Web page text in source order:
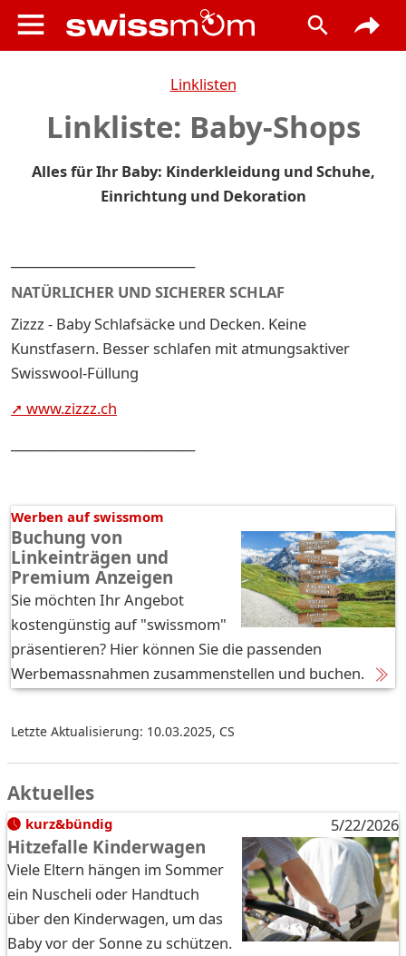
Linklisten
Linkliste: Baby-Shops
Alles für Ihr Baby: Kinderkleidung und Schuhe,
Einrichtung und Dekoration
NATÜRLICHER UND SICHERER SCHLAF
Zizzz - Baby Schlafsäcke und Decken. Keine
Kunstfasern. Besser schlafen mit atmungsaktiver
Swisswool-Füllung
➚ www.zizzz.ch
Werben auf swissmom
Buchung von
Linkeinträgen und
Premium Anzeigen
Sie möchten Ihr Angebot
kostengünstig auf "swissmom"
präsentieren? Hier können Sie die passenden
Werbemassnahmen zusammenstellen und buchen.
Letzte Aktualisierung: 10.03.2025, CS
Aktuelles
kurz&bündig 5/22/2026
Hitzefalle Kinderwagen
Viele Eltern hängen im Sommer
ein Nuscheli oder Handtuch
über den Kinderwagen, um das
Baby vor der Sonne zu schützen.